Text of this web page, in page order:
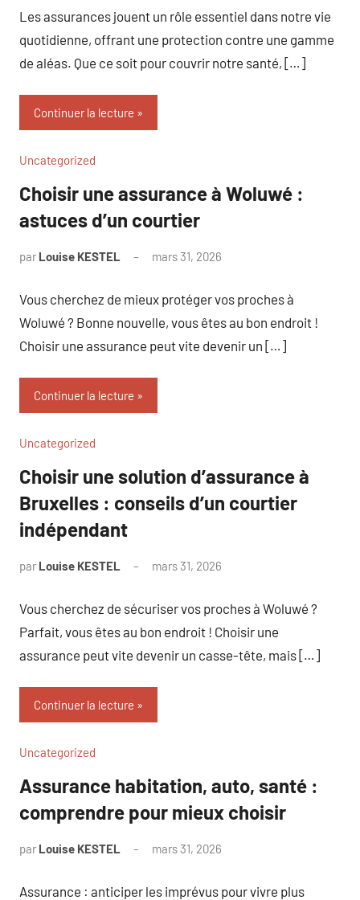
Les assurances jouent un rôle essentiel dans notre vie
quotidienne, offrant une protection contre une gamme
de aléas. Que ce soit pour couvrir notre santé, […]
Continuer la lecture
Uncategorized
Choisir une assurance à Woluwé :
astuces d’un courtier
par Louise KESTEL mars 31, 2026
Vous cherchez de mieux protéger vos proches à
Woluwé ? Bonne nouvelle, vous êtes au bon endroit !
Choisir une assurance peut vite devenir un […]
Continuer la lecture
Uncategorized
Choisir une solution d’assurance à
Bruxelles : conseils d’un courtier
indépendant
par Louise KESTEL mars 31, 2026
Vous cherchez de sécuriser vos proches à Woluwé ?
Parfait, vous êtes au bon endroit ! Choisir une
assurance peut vite devenir un casse-tête, mais […]
Continuer la lecture
Uncategorized
Assurance habitation, auto, santé :
comprendre pour mieux choisir
par Louise KESTEL mars 31, 2026
Assurance : anticiper les imprévus pour vivre plus